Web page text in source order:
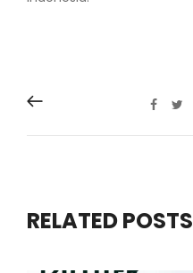
RELATED POSTS